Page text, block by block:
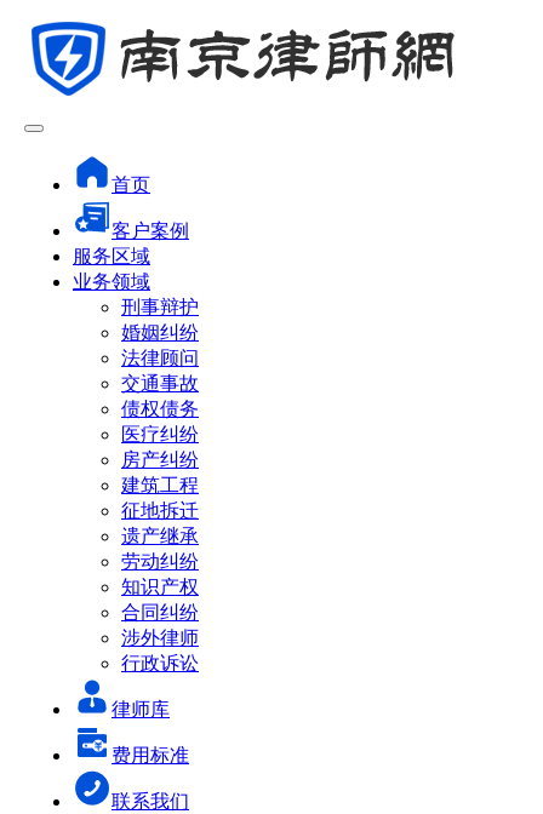
首页
客户案例
服务区域
业务领域
刑事辩护
婚姻纠纷
法律顾问
交通事故
债权债务
医疗纠纷
房产纠纷
建筑工程
征地拆迁
遗产继承
劳动纠纷
知识产权
合同纠纷
涉外律师
行政诉讼
律师库
费用标准
联系我们